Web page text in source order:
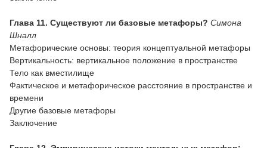
Глава 11. Существуют ли базовые метафоры? Симона
Шналл
Метафорические основы: теория концептуальной метафоры
Вертикальность: вертикальное положение в пространстве
Тело как вместилище
Фактическое и метафорическое расстояние в пространстве и
времени
Другие базовые метафоры
Заключение